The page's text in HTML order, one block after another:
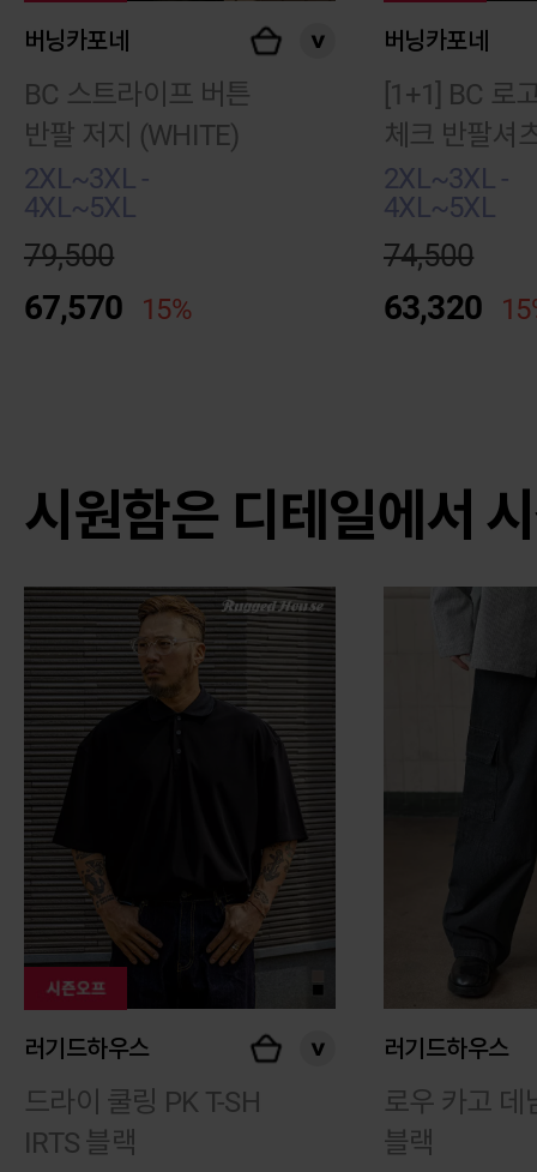
버닝카포네
BC 스트라이프 버튼
반팔 저지 (WHITE)
2XL~3XL -
4XL~5XL
79,500
67,570 15%
버닝카포네
[1+1] BC 로
체크 반팔셔
2XL~3XL -
4XL~5XL
74,500
63,320
시원함은 디테일에서
러기드하우스
드라이 쿨링 PK T-SH
IRTS 블랙
러기드하우스
로우 카고 데
블랙